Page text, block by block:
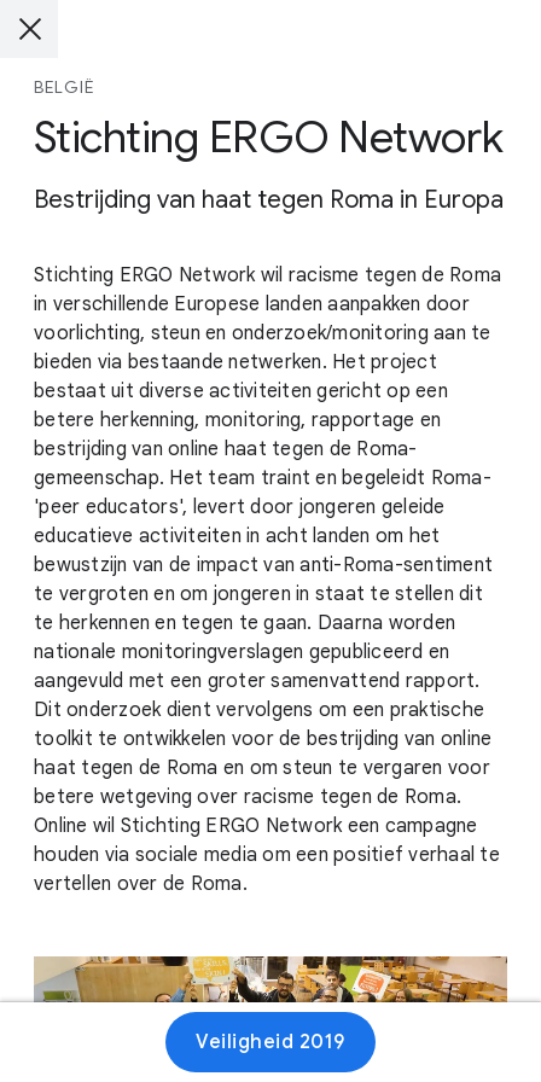
BELGIË
Stichting ERGO Network
Bestrijding van haat tegen Roma in Europa
Stichting ERGO Network wil racisme tegen de Roma
in verschillende Europese landen aanpakken door
voorlichting, steun en onderzoek/monitoring aan te
bieden via bestaande netwerken. Het project
bestaat uit diverse activiteiten gericht op een
betere herkenning, monitoring, rapportage en
bestrijding van online haat tegen de Roma-
gemeenschap. Het team traint en begeleidt Roma-
'peer educators', levert door jongeren geleide
educatieve activiteiten in acht landen om het
bewustzijn van de impact van anti-Roma-sentiment
te vergroten en om jongeren in staat te stellen dit
te herkennen en tegen te gaan. Daarna worden
nationale monitoringverslagen gepubliceerd en
aangevuld met een groter samenvattend rapport.
Dit onderzoek dient vervolgens om een praktische
toolkit te ontwikkelen voor de bestrijding van online
haat tegen de Roma en om steun te vergaren voor
betere wetgeving over racisme tegen de Roma.
Online wil Stichting ERGO Network een campagne
houden via sociale media om een positief verhaal te
vertellen over de Roma.
Veiligheid 2019